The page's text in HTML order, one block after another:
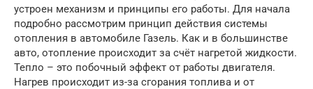
устроен механизм и принципы его работы. Для начала
подробно рассмотрим принцип действия системы
отопления в автомобиле Газель. Как и в большинстве
авто, отопление происходит за счёт нагретой жидкости.
Тепло – это побочный эффект от работы двигателя.
Нагрев происходит из-за сгорания топлива и от